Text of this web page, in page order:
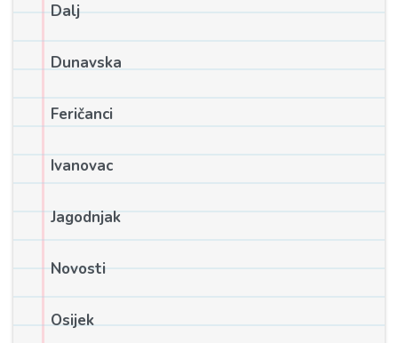
Dalj
Dunavska
Feričanci
Ivanovac
Jagodnjak
Novosti
Osijek